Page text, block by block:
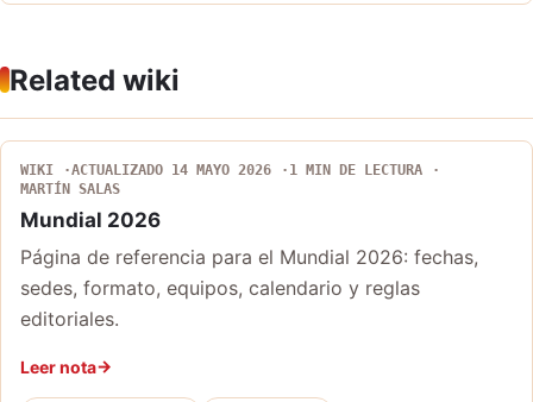
Related wiki
WIKI ACTUALIZADO 14 MAYO 2026
1 MIN DE LECTURA
MARTÍN SALAS
Mundial 2026
Página de referencia para el Mundial 2026: fechas,
sedes, formato, equipos, calendario y reglas
editoriales.
Leer nota